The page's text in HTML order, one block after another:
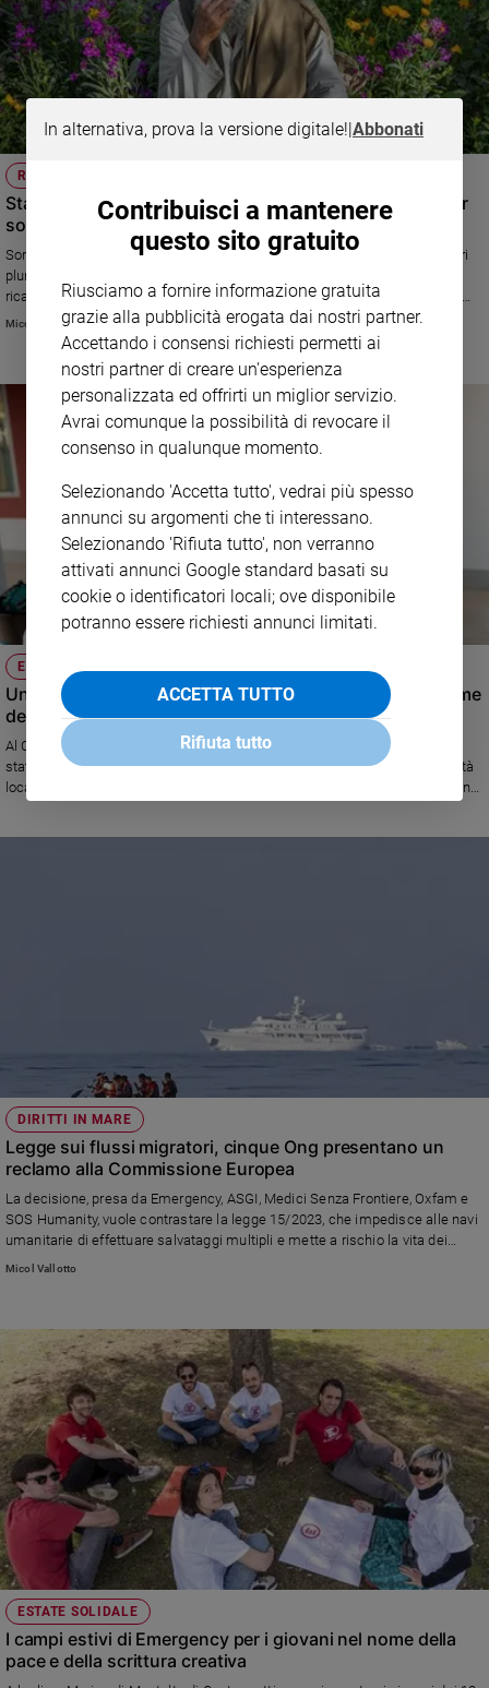
RACCOLTA FONDI
Stampe d'autore, 13 fotografi al fianco di Emergency per
sostenere gli ospedali in Afghanistan
Sono in vendita online, fino al 26 settembre, gli scatti realizzati da maestri
pluripremiati della fotografia come Steve McCurry e Lorenzo Tugnoli. Il
ricavato dell'iniziativa, promossa da Ishkar, sarà interamente devoluto ad
Emergency, rimasta nel Paese anche dopo l'ascesa dei talebani
Micol Vallotto
EMERGENZA SANITARIA
Un nuovo ospedale chirurgico di Emergency per le vittime
della guerra in Sudan
Al Centro Salam di Emergency di Khartoum, oltre alla cardiochirurgia, è
stato aperto un ospedale di chirurgia di urgenza e traumatologia. La sanità
locale è del tutto inadeguata e arrivano pazienti anche da molto lontano in
DIRITTI IN MARE
Legge sui flussi migratori, cinque Ong presentano un
reclamo alla Commissione Europea
La decisione, presa da Emergency, ASGI, Medici Senza Frontiere, Oxfam e
SOS Humanity, vuole contrastare la legge 15/2023, che impedisce alle navi
umanitarie di effettuare salvataggi multipli e mette a rischio la vita dei
migranti
Micol Vallotto
ESTATE SOLIDALE
I campi estivi di Emergency per i giovani nel nome della
pace e della scrittura creativa
In alternativa, prova la versione digitale!|Abbonati
Contribuisci a mantenere
questo sito gratuito
Riusciamo a fornire informazione gratuita
grazie alla pubblicità erogata dai nostri partner.
Accettando i consensi richiesti permetti ai
nostri partner di creare un'esperienza
personalizzata ed offrirti un miglior servizio.
Avrai comunque la possibilità di revocare il
consenso in qualunque momento.
Selezionando 'Accetta tutto', vedrai più spesso
annunci su argomenti che ti interessano.
Selezionando 'Rifiuta tutto', non verranno
attivati annunci Google standard basati su
cookie o identificatori locali; ove disponibile
potranno essere richiesti annunci limitati.
ACCETTA TUTTO
Rifiuta tutto